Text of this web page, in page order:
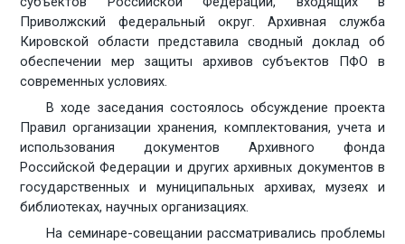
Приволжский федеральный округ. Архивная служба
Кировской области представила сводный доклад об
обеспечении мер защиты архивов субъектов ПФО в
современных условиях.
В ходе заседания состоялось обсуждение проекта
Правил организации хранения, комплектования, учета и
использования документов Архивного фонда
Российской Федерации и других архивных документов в
государственных и муниципальных архивах, музеях и
библиотеках, научных организациях.
На семинаре-совещании рассматривались проблемы